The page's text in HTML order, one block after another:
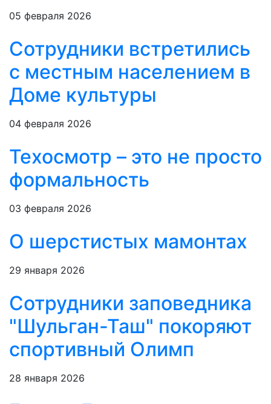
05 февраля 2026
Сотрудники встретились
с местным населением в
Доме культуры
04 февраля 2026
Техосмотр – это не просто
формальность
03 февраля 2026
О шерстистых мамонтах
29 января 2026
Сотрудники заповедника
"Шульган-Таш" покоряют
спортивный Олимп
28 января 2026